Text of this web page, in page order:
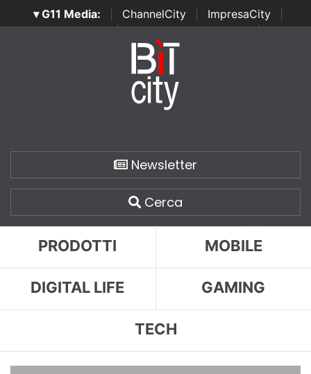
▾ G11 Media: ChannelCity ImpresaCity
SecurityOpenLab | Italian Channel Awards | Italian
Italian Security Awards
Newsletter
Cerca
PRODOTTI MOBILE
DIGITAL LIFE GAMING
TECH